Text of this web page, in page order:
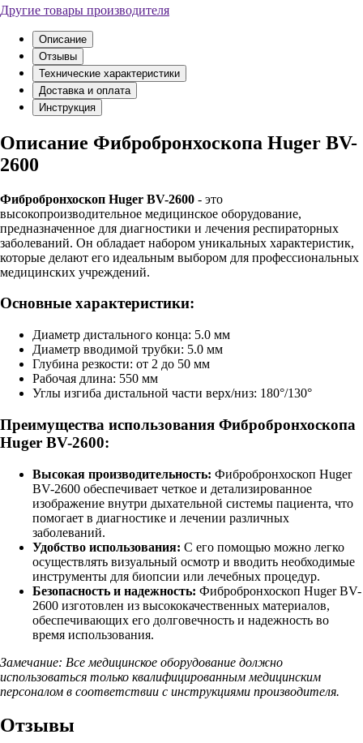
Другие товары производителя
Описание
Отзывы
Технические характеристики
Доставка и оплата
Инструкция
Описание Фибробронхоскопа Huger BV-
2600
Фибробронхоскоп Huger BV-2600 - это
высокопроизводительное медицинское оборудование,
предназначенное для диагностики и лечения респираторных
заболеваний. Он обладает набором уникальных характеристик,
которые делают его идеальным выбором для профессиональных
медицинских учреждений.
Основные характеристики:
Диаметр дистального конца: 5.0 мм
Диаметр вводимой трубки: 5.0 мм
Глубина резкости: от 2 до 50 мм
Рабочая длина: 550 мм
Углы изгиба дистальной части верх/низ: 180°/130°
Преимущества использования Фибробронхоскопа
Huger BV-2600:
Высокая производительность: Фибробронхоскоп Huger
BV-2600 обеспечивает четкое и детализированное
изображение внутри дыхательной системы пациента, что
помогает в диагностике и лечении различных
заболеваний.
Удобство использования: С его помощью можно легко
осуществлять визуальный осмотр и вводить необходимые
инструменты для биопсии или лечебных процедур.
Безопасность и надежность: Фибробронхоскоп Huger BV-
2600 изготовлен из высококачественных материалов,
обеспечивающих его долговечность и надежность во
время использования.
Замечание: Все медицинское оборудование должно
использоваться только квалифицированным медицинским
персоналом в соответствии с инструкциями производителя.
Отзывы